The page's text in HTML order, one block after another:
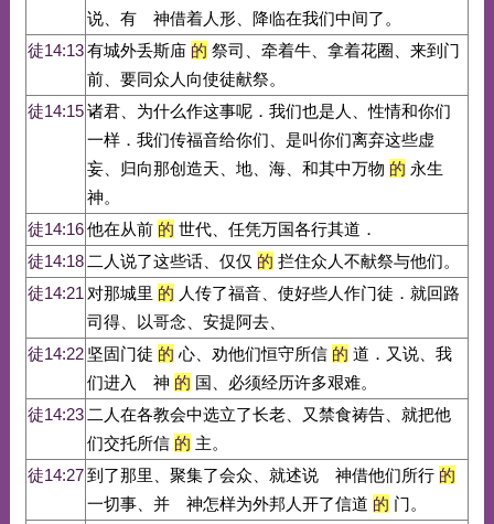
说、有 神借着人形、降临在我们中间了。
徒14:13有城外丢斯庙 的 祭司、牵着牛、拿着花圈、来到门
前、要同众人向使徒献祭。
徒14:15诸君、为什么作这事呢．我们也是人、性情和你们
一样．我们传福音给你们、是叫你们离弃这些虚
妄、归向那创造天、地、海、和其中万物 的 永生
神。
徒14:16他在从前 的 世代、任凭万国各行其道．
徒14:18 二人说了这些话、仅仅 的 拦住众人不献祭与他们。
徒14:21 对那城里 的 人传了福音、使好些人作门徒．就回路
司得、以哥念、安提阿去、
徒14:22 坚固门徒 的 心、劝他们恒守所信 的 道．又说、我
们进入 神 的 国、必须经历许多艰难。
徒14:23 二人在各教会中选立了长老、又禁食祷告、就把他
们交托所信 的 主。
徒14:27到了那里、聚集了会众、就述说 神借他们所行 的
一切事、并 神怎样为外邦人开了信道 的 门。